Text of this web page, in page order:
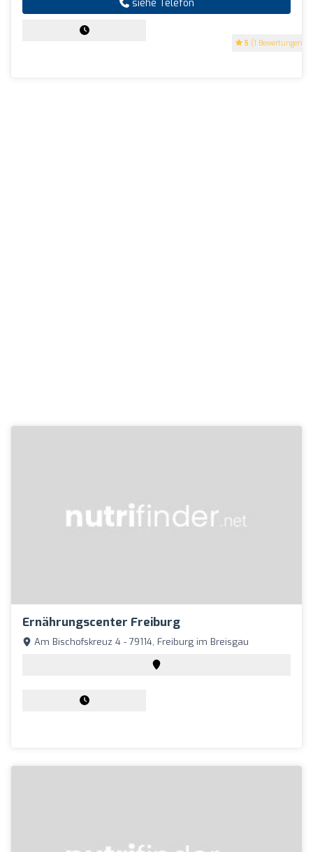
5 (1 Bewertungen)
siehe Telefon
Ernährungscenter Freiburg
Am Bischofskreuz 4 - 79114, Freiburg im Breisgau